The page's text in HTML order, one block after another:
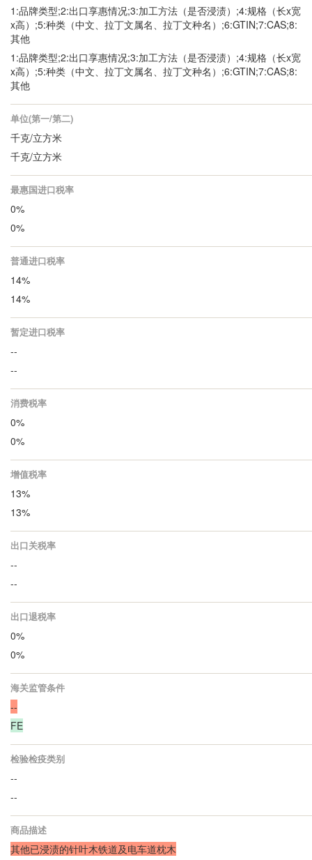
1:品牌类型;2:出口享惠情况;3:加工方法（是否浸渍）;4:规格（长x宽
x高）;5:种类（中文、拉丁文属名、拉丁文种名）;6:GTIN;7:CAS;8:
其他
1:品牌类型;2:出口享惠情况;3:加工方法（是否浸渍）;4:规格（长x宽
x高）;5:种类（中文、拉丁文属名、拉丁文种名）;6:GTIN;7:CAS;8:
其他
单位(第一/第二)
千克/立方米
千克/立方米
最惠国进口税率
0%
0%
普通进口税率
14%
14%
暂定进口税率
--
--
消费税率
0%
0%
增值税率
13%
13%
出口关税率
--
--
出口退税率
0%
0%
海关监管条件
--
FE
检验检疫类别
--
--
商品描述
其他已浸渍的针叶木铁道及电车道枕木